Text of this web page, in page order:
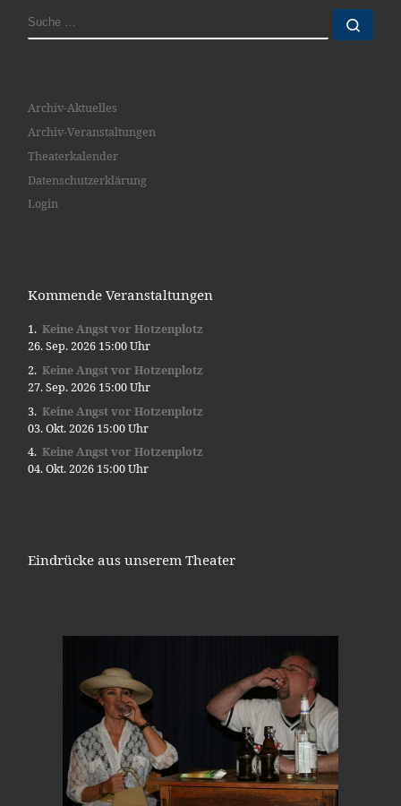
SUCHE
Archiv-Aktuelles
Archiv-Veranstaltungen
Theaterkalender
Datenschutzerklärung
Login
Kommende Veranstaltungen
Keine Angst vor Hotzenplotz
26. Sep. 2026 15:00 Uhr
Keine Angst vor Hotzenplotz
27. Sep. 2026 15:00 Uhr
Keine Angst vor Hotzenplotz
03. Okt. 2026 15:00 Uhr
Keine Angst vor Hotzenplotz
04. Okt. 2026 15:00 Uhr
Eindrücke aus unserem Theater